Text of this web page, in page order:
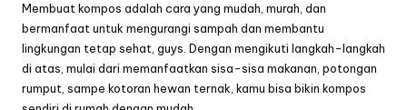
Membuat kompos adalah cara yang mudah, murah, dan
bermanfaat untuk mengurangi sampah dan membantu
lingkungan tetap sehat, guys. Dengan mengikuti langkah-langkah
di atas, mulai dari memanfaatkan sisa-sisa makanan, potongan
rumput, sampe kotoran hewan ternak, kamu bisa bikin kompos